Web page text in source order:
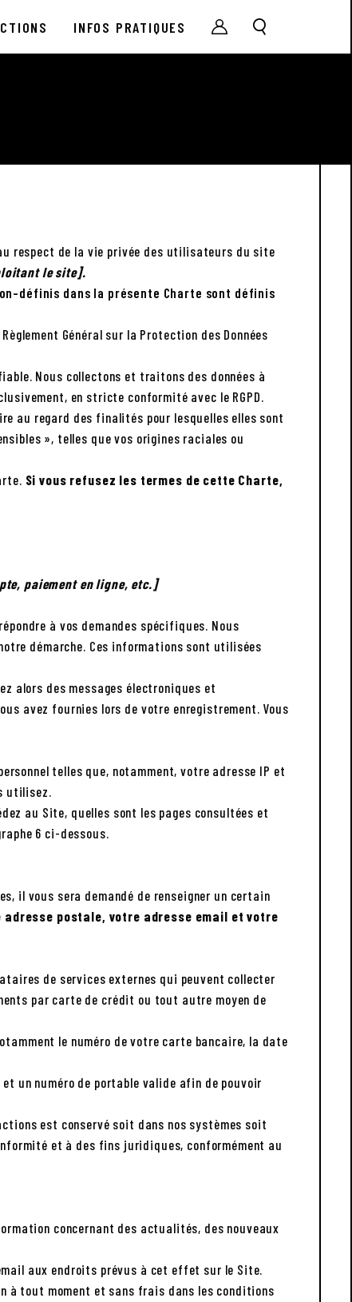
INFOS PRATIQUES
respect de la vie privée des utilisateurs du site
le site].
définis dans la présente Charte sont définis
Général sur la Protection des Données
Nous collectons et traitons des données à
en stricte conformité avec le RGPD.
au regard des finalités pour lesquelles elles sont
», telles que vos origines raciales ou
Si vous refusez les termes de cette Charte,
paiement en ligne, etc.]
à vos demandes spécifiques. Nous
démarche. Ces informations sont utilisées
alors des messages électroniques et
avez fournies lors de votre enregistrement. Vous
telles que, notamment, votre adresse IP et
utilisez.
au Site, quelles sont les pages consultées et
6 ci-dessous.
il vous sera demandé de renseigner un certain
adresse postale, votre adresse email et votre
de services externes qui peuvent collecter
par carte de crédit ou tout autre moyen de
le numéro de votre carte bancaire, la date
un numéro de portable valide afin de pouvoir
est conservé soit dans nos systèmes soit
et à des fins juridiques, conformément au
concernant des actualités, des nouveaux
aux endroits prévus à cet effet sur le Site.
à tout moment et sans frais dans les conditions